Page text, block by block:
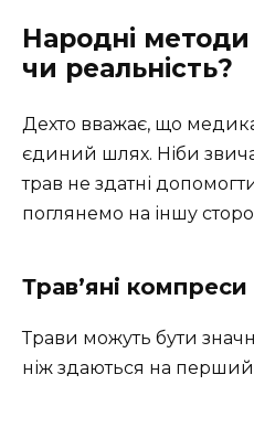
Народні методи
чи реальність?
Дехто вважає, що
єдиний шлях. Ніби
трав не здатні
поглянемо на іншу
Трав’яні компреси
Трави можуть бути
ніж здаються на